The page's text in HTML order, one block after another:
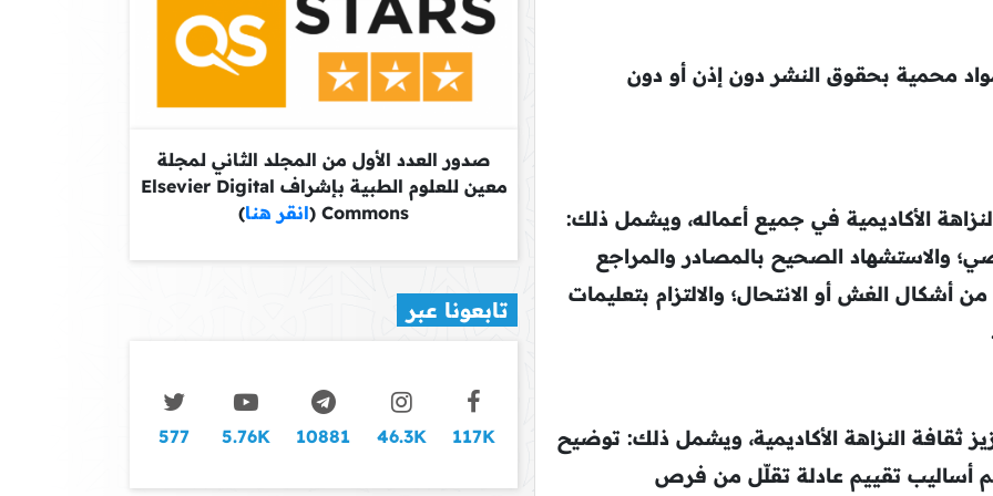
محمية بحقوق النشر دون إذن أو دون
الأكاديمية في جميع أعماله، ويشمل ذلك:
والاستشهاد الصحيح بالمصادر والمراجع
الغش أو الانتحال؛ والالتزام بتعليمات
ثقافة النزاهة الأكاديمية، ويشمل ذلك: توضيح
أساليب تقييم عادلة تقلّل من فرص
صدور العدد الأول من المجلد الثاني لمجلة
معين للعلوم الطبية بإشراف Elsevier Digital
Commons ( انقر هنا)
تابعونا عبر
117K
46.3K
10881
5.76K
577